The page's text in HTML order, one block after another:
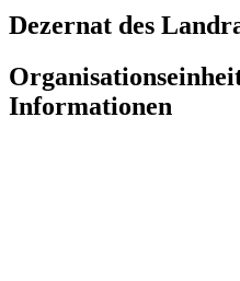
Dezernat des
Informationen